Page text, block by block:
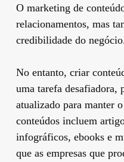
O marketing de
relacionamentos, mas
credibilidade do
No entanto, criar
uma tarefa desafiadora,
atualizado para manter
conteúdos incluem
infográficos, ebooks e
que as empresas que